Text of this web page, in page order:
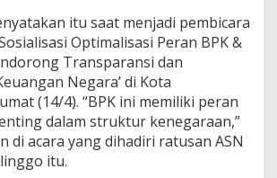
a
K
a
i
B
e
r
u
itu saat menjadi pembicara
Optimalisasi Peran BPK &
Transparansi dan
Negara’ di Kota
(14/4). “BPK ini memiliki peran
dalam struktur kenegaraan,”
di acara yang dihadiri ratusan ASN
itu.